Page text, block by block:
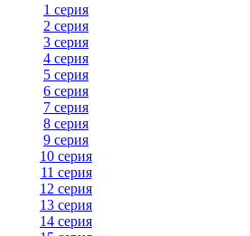
1 серия
2 серия
3 серия
4 серия
5 серия
6 серия
7 серия
8 серия
9 серия
10 серия
11 серия
12 серия
13 серия
14 серия